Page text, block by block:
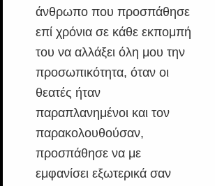
άνθρωπο που προσπάθησε
επί χρόνια σε κάθε εκπομπή
του να αλλάξει όλη μου την
προσωπικότητα, όταν οι
θεατές ήταν
παραπλανημένοι και τον
παρακολουθούσαν,
προσπάθησε να με
εμφανίσει εξωτερικά σαν